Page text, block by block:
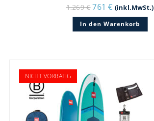
1.269€Ursprünglicher
Preis
war:
1.269 €
761€Aktueller
Preis
ist:
761 €.
(inkl.MwSt.)
In den Warenkorb
NICHT VORRÄTIG